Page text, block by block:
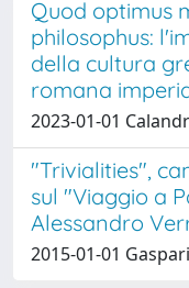
Quod optimus
philosophus:
della cultura
romana
2023-01-01
"Trivialities",
sul "Viaggio a
Alessandro
2015-01-01